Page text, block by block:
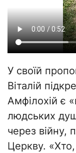
У своїй
Віталій
Амфілохій є
людських
через війну,
Церкву.